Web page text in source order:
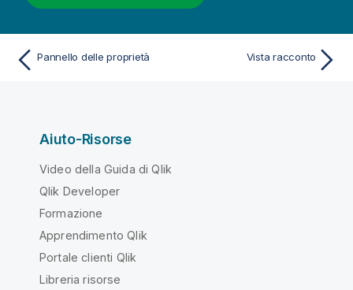
Pannello delle proprietà Vista racconto
Aiuto-Risorse
Video della Guida di Qlik
Qlik Developer
Formazione
Apprendimento Qlik
Portale clienti Qlik
Libreria risorse